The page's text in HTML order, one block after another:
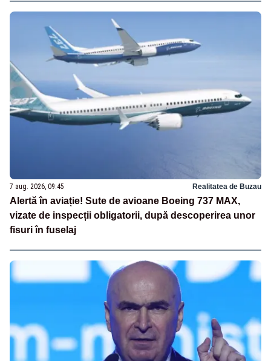
7 aug. 2026, 09:45 Realitatea de Buzau
Alertă în aviație! Sute de avioane Boeing 737 MAX,
vizate de inspecții obligatorii, după descoperirea unor
fisuri în fuselaj